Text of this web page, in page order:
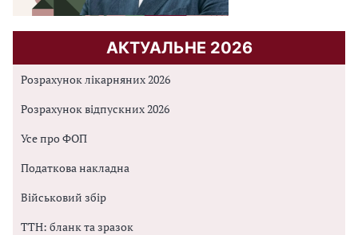
АКТУАЛЬНЕ 2026
Розрахунок лікарняних 2026
Розрахунок відпускних 2026
Усе про ФОП
Податкова накладна
Військовий збір
ТТН: бланк та зразок